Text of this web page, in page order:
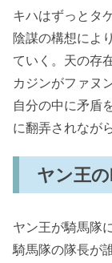
キハはずっとタ
陰謀の構想によ
ていく。天の存
カジンがファヌ
自分の中に矛盾
に翻弄されなが
ヤン王
ヤン王が騎馬隊
騎馬隊の隊長が